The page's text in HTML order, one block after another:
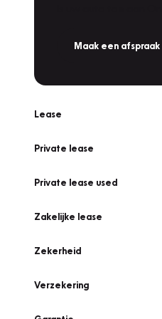
Maak een afspraak
Lease
Private lease
Private lease used
Zakelijke lease
Zekerheid
Verzekering